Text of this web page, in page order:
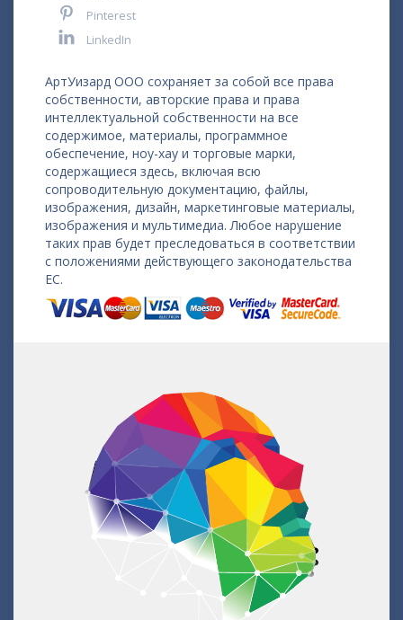
Pinterest
LinkedIn
АртУизард ООО сохраняет за собой все права
собственности, авторские права и права
интеллектуальной собственности на все
содержимое, материалы, программное
обеспечение, ноу-хау и торговые марки,
содержащиеся здесь, включая всю
сопроводительную документацию, файлы,
изображения, дизайн, маркетинговые материалы,
изображения и мультимедиа. Любое нарушение
таких прав будет преследоваться в соответствии
с положениями действующего законодательства
ЕС.